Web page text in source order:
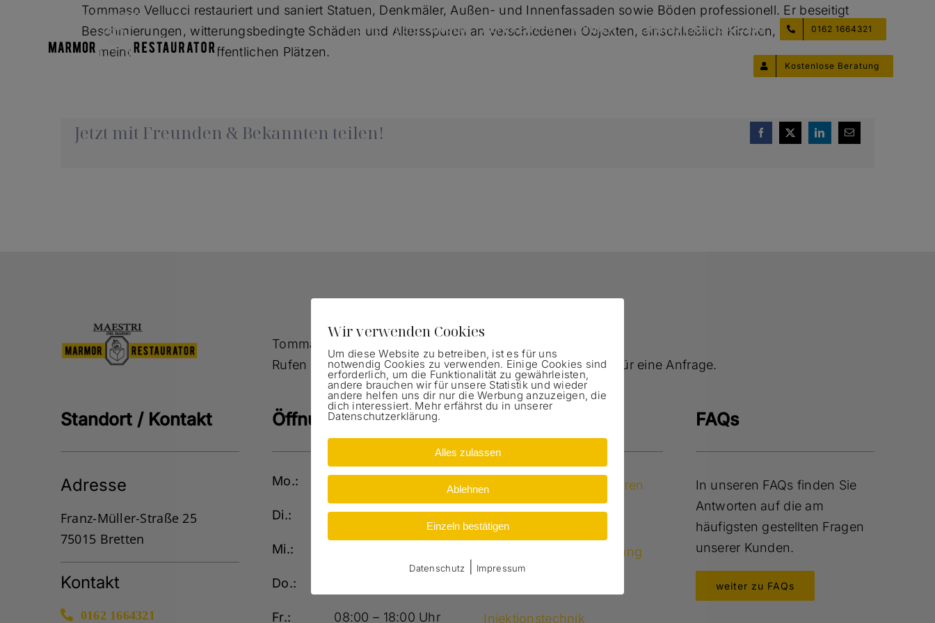
HOME LEISTUNGEN REFERENZEN KUNDEN TERMINVEREINBARUNG 0162 1664321
Kostenlose Beratung
Tommaso Vellucci restauriert und saniert Statuen, Denkmäler, Außen- und Innenfassaden sowie Böden professionell. Er beseitigt
Beschmierungen, witterungsbedingte Schäden und Altersspuren an verschiedenen Objekten, einschließlich Kirchen,
Gemeindehallen und öffentlichen Plätzen.
Jetzt mit Freunden & Bekannten teilen! Facebook
X LinkedIn
E-
Mail
Tommaso Vellucci berät Sie gerne.
Rufen Sie an oder nutzen Sie unsere Terminvereinbarung für eine Anfrage.
Standort / Kontakt
Adresse
Franz-Müller-Straße 25
75015 Bretten
Kontakt
0162 1664321
Öffnungszeiten
Mo.:
Di.: 08:00 – 18:00 Uhr
Mi.:
Do.:
Fr.: 08:00 – 18:00 Uhr
Boden schleifen & polieren
Restaurierung & Sanierung
Injektionstechnik
FAQs
In unseren FAQs finden Sie
Antworten auf die am
häufigsten gestellten Fragen
unserer Kunden.
weiter zu FAQs
Wir verwenden Cookies
Um diese Website zu betreiben, ist es für uns
notwendig Cookies zu verwenden. Einige Cookies sind
erforderlich, um die Funktionalität zu gewährleisten,
andere brauchen wir für unsere Statistik und wieder
andere helfen uns dir nur die Werbung anzuzeigen, die
dich interessiert. Mehr erfährst du in unserer
Datenschutzerklärung.
Alles zulassen
Ablehnen
Einzeln bestätigen
Datenschutz Impressum